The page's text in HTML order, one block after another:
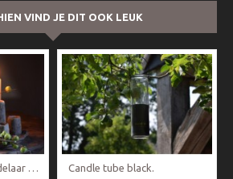
VIND JE DIT OOK LEUK
Betonnen schaal kandelaar PMR Candle tube black.